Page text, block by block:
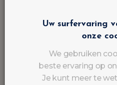
Uw surfervaring
onze
We gebruiken
beste ervaring op
Je kunt meer te